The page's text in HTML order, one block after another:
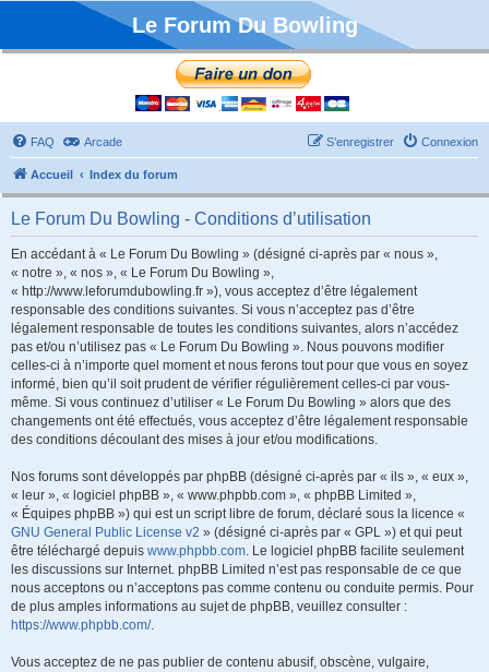
Le Forum Du Bowling
FAQ Arcade Connexion
S’enregistrer
Accueil Index du forum
Le Forum Du Bowling - Conditions d’utilisation
En accédant à « Le Forum Du Bowling » (désigné ci-après par « nous »,
« notre », « nos », « Le Forum Du Bowling »,
« http://www.leforumdubowling.fr »), vous acceptez d’être légalement
responsable des conditions suivantes. Si vous n’acceptez pas d’être
légalement responsable de toutes les conditions suivantes, alors n’accédez
pas et/ou n’utilisez pas « Le Forum Du Bowling ». Nous pouvons modifier
celles-ci à n’importe quel moment et nous ferons tout pour que vous en soyez
informé, bien qu’il soit prudent de vérifier régulièrement celles-ci par vous-
même. Si vous continuez d’utiliser « Le Forum Du Bowling » alors que des
changements ont été effectués, vous acceptez d’être légalement responsable
des conditions découlant des mises à jour et/ou modifications.
Nos forums sont développés par phpBB (désigné ci-après par « ils », « eux »,
« leur », « logiciel phpBB », « www.phpbb.com », « phpBB Limited »,
« Équipes phpBB ») qui est un script libre de forum, déclaré sous la licence «
GNU General Public License v2 » (désigné ci-après par « GPL ») et qui peut
être téléchargé depuis www.phpbb.com. Le logiciel phpBB facilite seulement
les discussions sur Internet. phpBB Limited n’est pas responsable de ce que
nous acceptons ou n’acceptons pas comme contenu ou conduite permis. Pour
de plus amples informations au sujet de phpBB, veuillez consulter :
https://www.phpbb.com/.
Vous acceptez de ne pas publier de contenu abusif, obscène, vulgaire,